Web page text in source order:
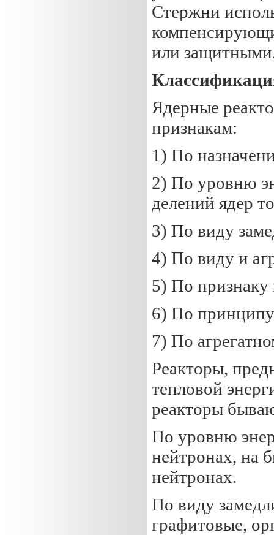
Стержни
или
Ядерные
признакам:
1) По
2) По уровню
делений ядер
3) По виду
4) По виду и
5) По признаку
6) По принципу
7) По
Реакторы,
тепловой
реакторы
По уровню
нейтронах, на
нейтронах.
По виду
графитовые,